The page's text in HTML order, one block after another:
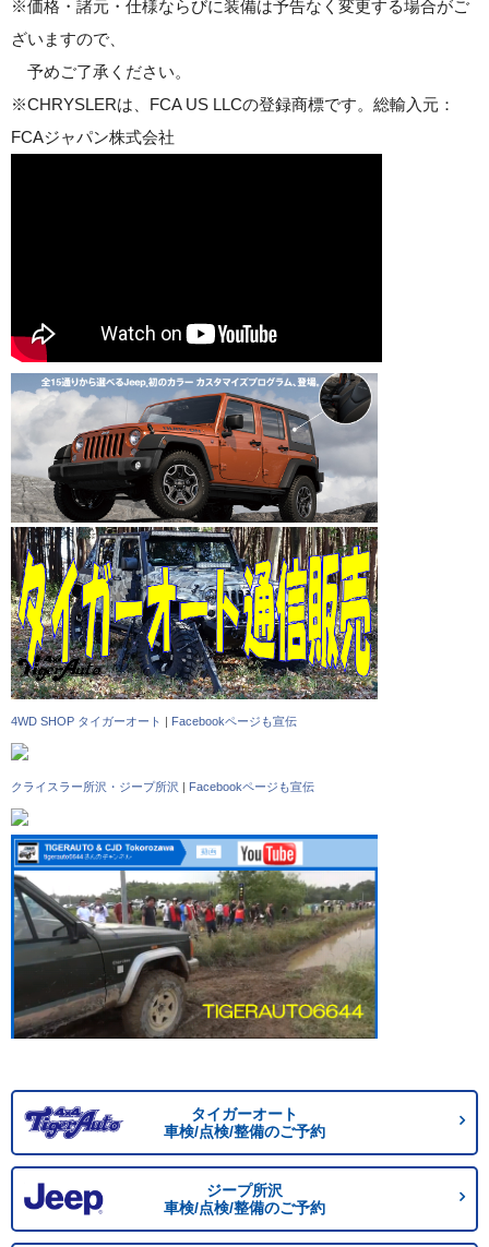
※価格・諸元・仕様ならびに装備は予告なく変更する場合がご
ざいますので、
予めご了承ください。
※CHRYSLERは、FCA US LLCの登録商標です。総輸入元：
FCAジャパン株式会社
4WD SHOP タイガーオート | Facebookページも宣伝
クライスラー所沢・ジープ所沢 | Facebookページも宣伝
タイガーオート
車検/点検/整備のご予約
ジープ所沢
車検/点検/整備のご予約